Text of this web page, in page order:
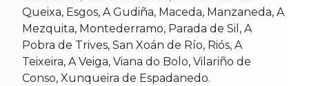
Queixa, Esgos, A Gudiña, Maceda, Manzaneda, A
Mezquita, Montederramo, Parada de Sil, A
Pobra de Trives, San Xoán de Río, Riós, A
Teixeira, A Veiga, Viana do Bolo, Vilariño de
Conso, Xunqueira de Espadanedo.